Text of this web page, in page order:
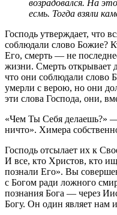
возрадовался. На
есмь. Тогда взяли
Господь утверждает, что
соблюдали слово Божие?
Его, смерть — не
жизни. Смерть открывает
что они соблюдали слово
умерли с верою, но они
эти слова Господа, они,
«Чем Ты Себя делаешь?»
ничто». Химера
Господь отсылает их к
И все, кто Христов, кто
познали Его». Вы
с Богом ради ложного
познания Бога — через
Богу. Он один являет нам